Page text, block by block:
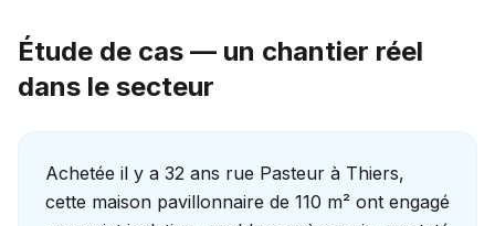
Étude de cas — un chantier réel
dans le secteur
Achetée il y a 32 ans rue Pasteur à Thiers,
cette maison pavillonnaire de 110 m² ont engagé